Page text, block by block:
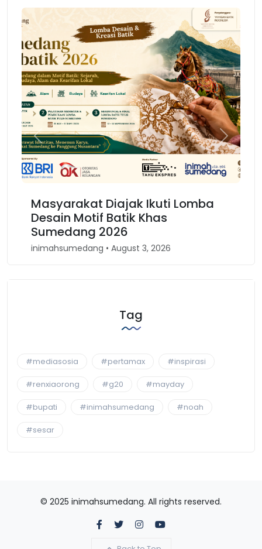
Diajak Ikuti Lomba
Motif Batik Khas
2026
• August 3, 2026
Karnaval
Previous Next
Tag
#mediasosia #pertamax #inspirasi
#renxiaorong #g20 #mayday
#bupati #inimahsumedang #noah
#sesar
© 2025 inimahsumedang. All rights reserved.